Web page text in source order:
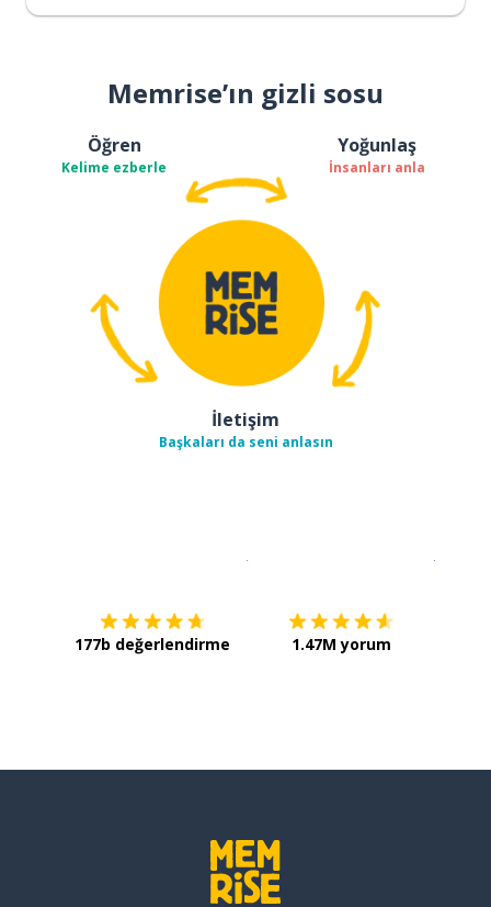
Memrise’ın gizli sosu
Öğren
Kelime ezberle
Yoğunlaş
İnsanları anla
İletişim
Başkaları da seni anlasın
177b değerlendirme 1.47M yorum